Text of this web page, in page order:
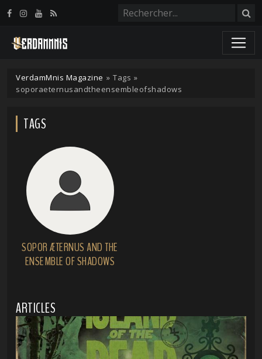
VerdamMnis Magazine » Tags »
soporaeternusandtheensembleofshadows
TAGS
SOPOR ÆTERNUS AND THE
ENSEMBLE OF SHADOWS
ARTICLES
Panneau de gestion des cookies